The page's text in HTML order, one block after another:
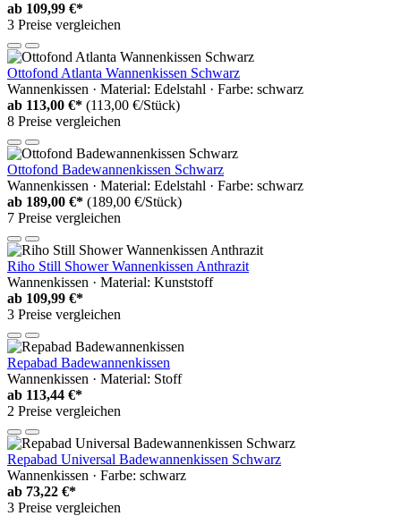
ab 109,99 €*
3 Preise vergleichen
Ottofond Atlanta Wannenkissen Schwarz
Wannenkissen · Material: Edelstahl · Farbe: schwarz
ab 113,00 €* (113,00 €/Stück)
8 Preise vergleichen
Ottofond Badewannenkissen Schwarz
Wannenkissen · Material: Edelstahl · Farbe: schwarz
ab 189,00 €* (189,00 €/Stück)
7 Preise vergleichen
Riho Still Shower Wannenkissen Anthrazit
Wannenkissen · Material: Kunststoff
ab 109,99 €*
3 Preise vergleichen
Repabad Badewannenkissen
Wannenkissen · Material: Stoff
ab 113,44 €*
2 Preise vergleichen
Repabad Universal Badewannenkissen Schwarz
Wannenkissen · Farbe: schwarz
ab 73,22 €*
3 Preise vergleichen